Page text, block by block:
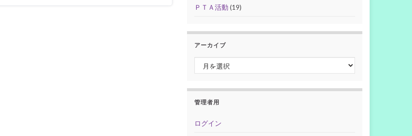
ＰＴＡ活動 (19)
アーカイブ
アーカイブ
管理者用
ログイン